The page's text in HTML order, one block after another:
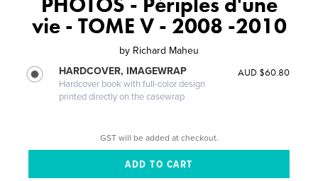
vie - TOME V - 2008 -2010
by Richard Maheu
HARDCOVER, IMAGEWRAP
Hardcover book with full-color design
printed directly on the casewrap
AUD $60.80
GST will be added at checkout.